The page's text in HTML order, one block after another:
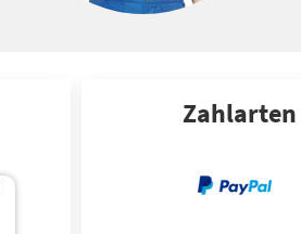
Zahlarten